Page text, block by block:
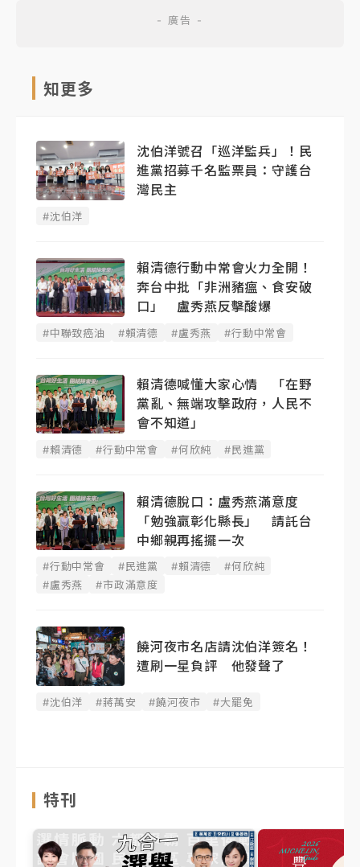
知更多
沈伯洋號召「巡洋監兵」！民
進黨招募千名監票員：守護台
灣民主
#沈伯洋
賴清德行動中常會火力全開！
奔台中批「非洲豬瘟、食安破
口」 盧秀燕反擊酸爆
#中聯致癌油 #賴清德 #盧秀燕 #行動中常會
賴清德喊懂大家心情 「在野
黨亂、無端攻擊政府，人民不
會不知道」
#賴清德 #行動中常會 #何欣純 #民進黨
賴清德脫口：盧秀燕滿意度
「勉強贏彰化縣長」 請託台
中鄉親再搖擺一次
#行動中常會 #民進黨 #賴清德
#何欣純
#盧秀燕
#市政滿意度
饒河夜市名店請沈伯洋簽名！
遭刷一星負評 他發聲了
#沈伯洋 #蔣萬安 #饒河夜市 #大罷免
特刊